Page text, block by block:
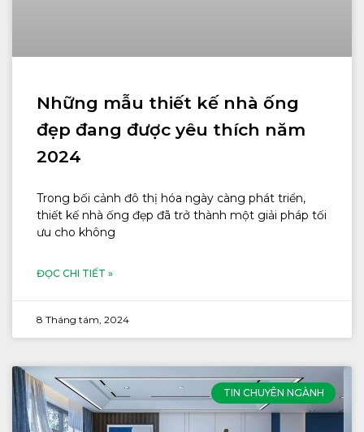
Những mẫu thiết kế nhà ống
đẹp đang được yêu thích năm
2024
Trong bối cảnh đô thị hóa ngày càng phát triển,
thiết kế nhà ống đẹp đã trở thành một giải pháp tối
ưu cho không
ĐỌC CHI TIẾT »
8 Tháng tám, 2024
TIN CHUYÊN NGÀNH